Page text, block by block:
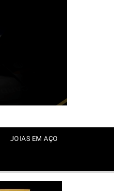
JOIAS EM AÇO